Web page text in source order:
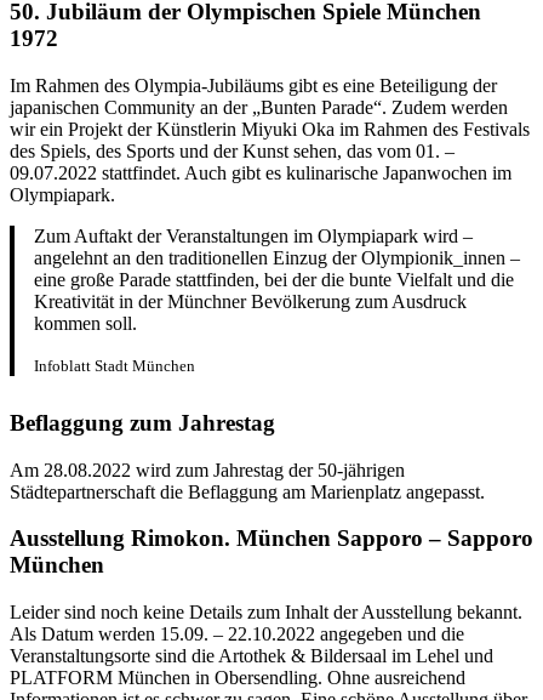
50. Jubiläum der Olympischen Spiele München
1972
Im Rahmen des Olympia-Jubiläums gibt es eine Beteiligung der
japanischen Community an der „Bunten Parade“. Zudem werden
wir ein Projekt der Künstlerin Miyuki Oka im Rahmen des Festivals
des Spiels, des Sports und der Kunst sehen, das vom 01. –
09.07.2022 stattfindet. Auch gibt es kulinarische Japanwochen im
Olympiapark.
Zum Auftakt der Veranstaltungen im Olympiapark wird –
angelehnt an den traditionellen Einzug der Olympionik_innen –
eine große Parade stattfinden, bei der die bunte Vielfalt und die
Kreativität in der Münchner Bevölkerung zum Ausdruck
kommen soll.
Infoblatt Stadt München
Beflaggung zum Jahrestag
Am 28.08.2022 wird zum Jahrestag der 50-jährigen
Städtepartnerschaft die Beflaggung am Marienplatz angepasst.
Ausstellung Rimokon. München Sapporo – Sapporo
München
Leider sind noch keine Details zum Inhalt der Ausstellung bekannt.
Als Datum werden 15.09. – 22.10.2022 angegeben und die
Veranstaltungsorte sind die Artothek & Bildersaal im Lehel und
PLATFORM München in Obersendling. Ohne ausreichend